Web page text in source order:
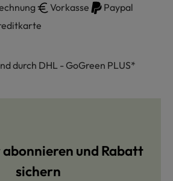
Vorkasse
Paypal
durch DHL - GoGreen PLUS*
und Rabatt
sichern